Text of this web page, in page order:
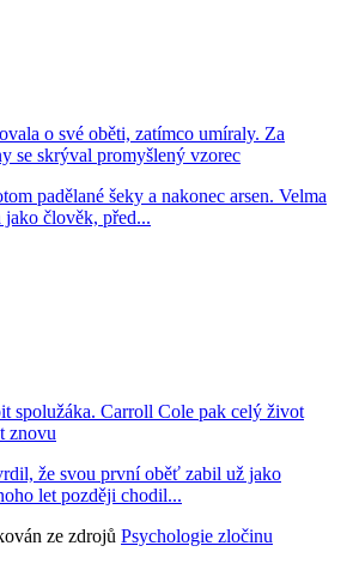
o své oběti, zatímco umíraly. Za
se skrýval promyšlený vzorec
padělané šeky a nakonec arsen. Velma
člověk, před...
spolužáka. Carroll Cole pak celý život
znovu
že svou první oběť zabil už jako
let později chodil...
ze zdrojů Psychologie zločinu